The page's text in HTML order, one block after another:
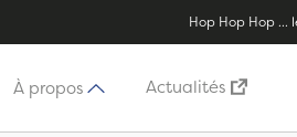
Hop Hop Hop ...
À propos Actualités